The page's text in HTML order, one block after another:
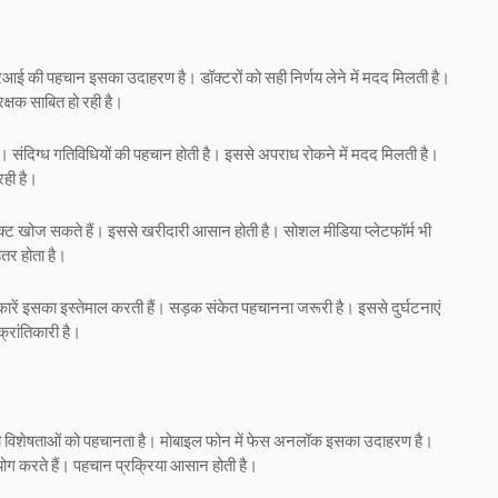
पहचान इसका उदाहरण है। डॉक्टरों को सही निर्णय लेने में मदद मिलती है।
साबित हो रही है।
गतिविधियों की पहचान होती है। इससे अपराध रोकने में मदद मिलती है।
है।
खोज सकते हैं। इससे खरीदारी आसान होती है। सोशल मीडिया प्लेटफॉर्म भी
होता है।
इसका इस्तेमाल करती हैं। सड़क संकेत पहचानना जरूरी है। इससे दुर्घटनाएं
है।
को पहचानता है। मोबाइल फोन में फेस अनलॉक इसका उदाहरण है।
करते हैं। पहचान प्रक्रिया आसान होती है।